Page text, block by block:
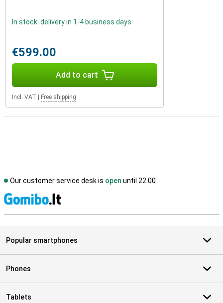
In stock: delivery in 1-4 business days
€599.00
Add to cart
Incl. VAT Free shipping
Our customer service desk is open until 22.00
Popular smartphones
Phones
Tablets